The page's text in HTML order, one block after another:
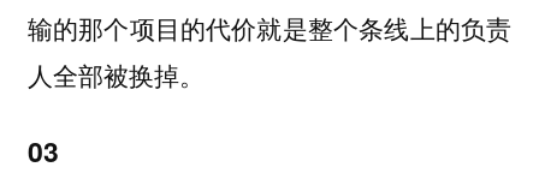
输的那个项目的代价就是整个条线上的负责
人全部被换掉。
03